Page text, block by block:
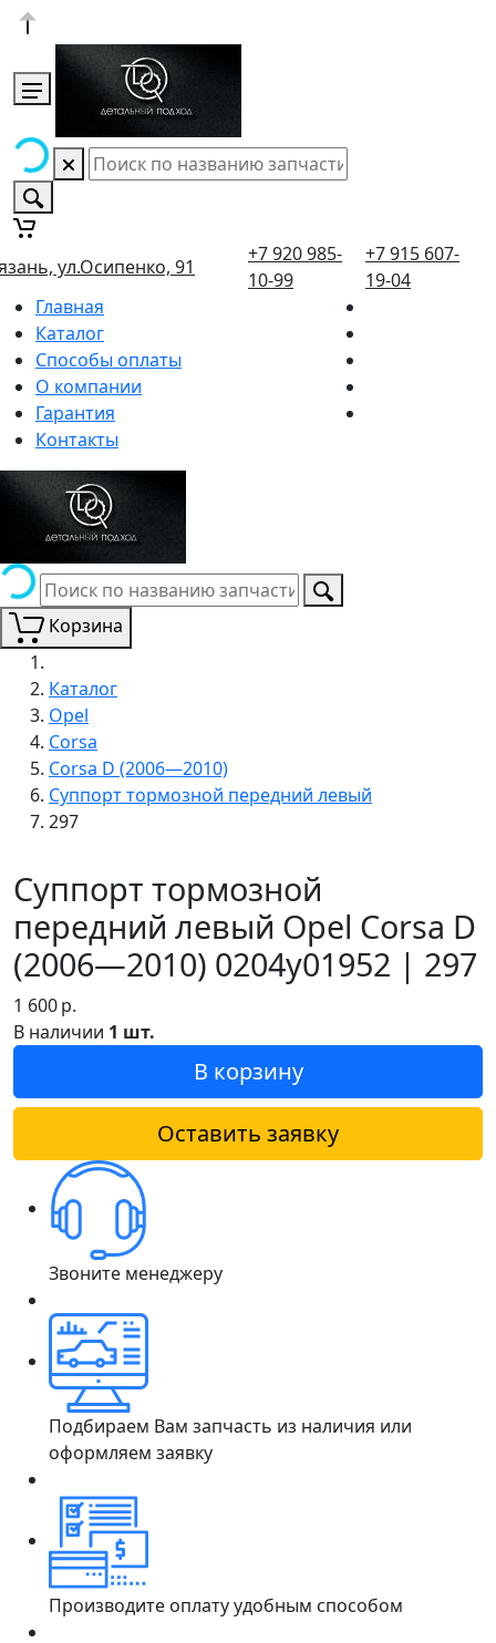
ул.Осипенко, 91
+7 920 985-
10-99
+7 915 607-
19-04
Главная
Каталог
Способы оплаты
О компании
Гарантия
Контакты
Корзина
Каталог
Opel
Corsa
Corsa D (2006—2010)
Суппорт тормозной передний левый
297
Суппорт тормозной
передний левый Opel Corsa D
(2006—2010) 0204y01952 | 297
1 600р.
В наличии 1 шт.
В корзину
Оставить заявку
Звоните менеджеру
Подбираем Вам запчасть из наличия или
оформляем заявку
Производите оплату удобным способом